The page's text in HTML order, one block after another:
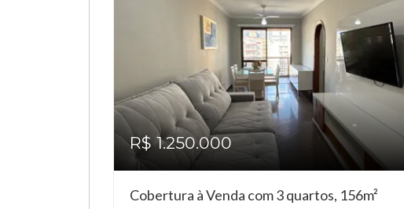
R$ 1.250.000
Cobertura à Venda com 3 quartos, 156m²